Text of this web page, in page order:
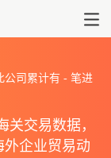
公司累计有 - 笔进
关交易数据，
企业贸易动